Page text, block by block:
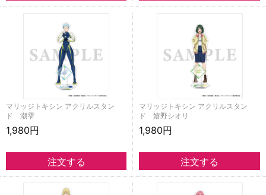
マリッジトキシン アクリルスタン
ド 潮雫
1,980円
マリッジトキシン アクリルスタン
ド 嬉野シオリ
1,980円